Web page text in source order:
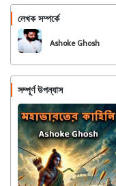
লেখক সম্পর্কে
Ashoke Ghosh
সম্পূর্ণ উপন্যাস